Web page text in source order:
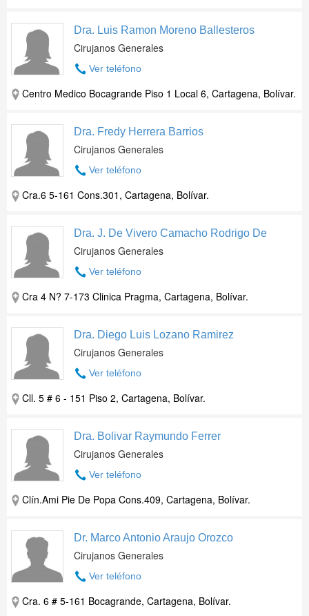
Dra. Luis Ramon Moreno Ballesteros
Cirujanos Generales
Ver teléfono
Centro Medico Bocagrande Piso 1 Local 6, Cartagena, Bolívar.
Dra. Fredy Herrera Barrios
Cirujanos Generales
Ver teléfono
Cra.6 5-161 Cons.301, Cartagena, Bolívar.
Dra. J. De Vivero Camacho Rodrigo De
Cirujanos Generales
Ver teléfono
Cra 4 N? 7-173 Clinica Pragma, Cartagena, Bolívar.
Dra. Diego Luis Lozano Ramirez
Cirujanos Generales
Ver teléfono
Cll. 5 # 6 - 151 Piso 2, Cartagena, Bolívar.
Dra. Bolivar Raymundo Ferrer
Cirujanos Generales
Ver teléfono
Clín.Ami Pie De Popa Cons.409, Cartagena, Bolívar.
Dr. Marco Antonio Araujo Orozco
Cirujanos Generales
Ver teléfono
Cra. 6 # 5-161 Bocagrande, Cartagena, Bolívar.